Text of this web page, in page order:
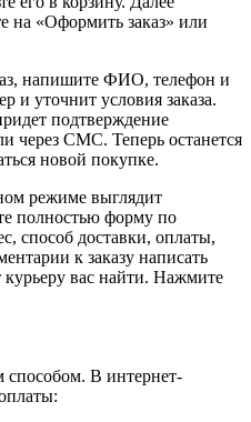
на «Оформить заказ» или
напишите ФИО, телефон и
и уточнит условия заказа.
подтверждение
через СМС. Теперь останется
новой покупке.
режиме выглядит
полностью форму по
способ доставки, оплаты,
к заказу написать
вас найти. Нажмите
В интернет-